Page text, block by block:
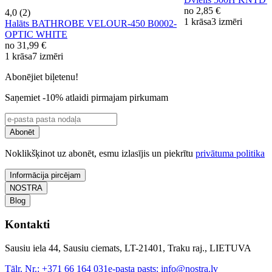
4,0 (2)
Halāts BATHROBE VELOUR-450 B0002-
OPTIC WHITE
no 31,99 €
1 krāsa7 izmēri
no 2,85 €
1 krāsa3 izmēri
Abonējiet biļetenu!
Saņemiet -10% atlaidi pirmajam pirkumam
Abonēt
Noklikšķinot uz abonēt, esmu izlasījis un piekrītu privātuma politika
Informācija pircējam
NOSTRA
Blog
Kontakti
Sausiu iela 44, Sausiu ciemats, LT-21401, Traku raj., LIETUVA
Tālr. Nr.: +371 66 164 031e-pasta pasts: info@nostra.lv